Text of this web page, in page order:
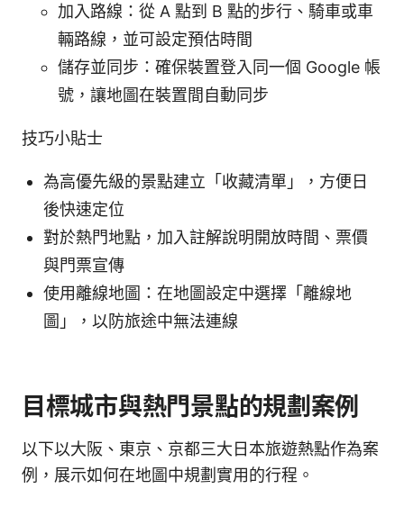
加入路線：從 A 點到 B 點的步行、騎車或車
輛路線，並可設定預估時間
儲存並同步：確保裝置登入同一個 Google 帳
號，讓地圖在裝置間自動同步
技巧小貼士
為高優先級的景點建立「收藏清單」，方便日
後快速定位
對於熱門地點，加入註解說明開放時間、票價
與門票宣傳
使用離線地圖：在地圖設定中選擇「離線地
圖」，以防旅途中無法連線
目標城市與熱門景點的規劃案例
以下以大阪、東京、京都三大日本旅遊熱點作為案
例，展示如何在地圖中規劃實用的行程。